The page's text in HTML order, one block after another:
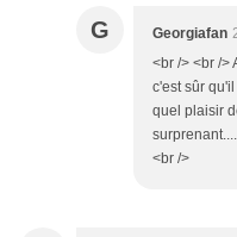
G Georgiafan
<br /> <br />
c'est sûr
quel plaisir
<br />